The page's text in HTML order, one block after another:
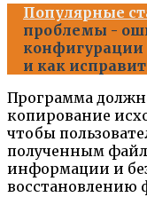
Популярные
проблемы -
конфигурации
и как
Программа
копирование
чтобы
полученным
информации и
восстановлению